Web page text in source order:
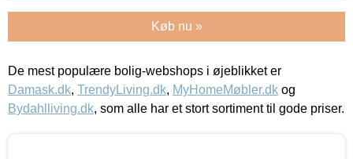
Køb nu »
De mest populære bolig-webshops i øjeblikket er
Damask.dk, TrendyLiving.dk, MyHomeMøbler.dk og
Bydahlliving.dk, som alle har et stort sortiment til gode priser.